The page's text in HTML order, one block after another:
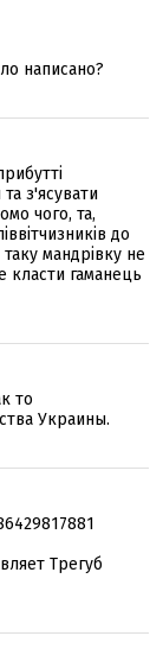
написано?
з'ясувати
чого, та,
до
мандрівку не
гаманець
то
Украины.
Трегуб